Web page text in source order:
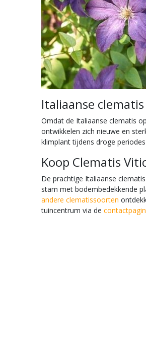
Italiaanse
Omdat de Italiaanse clematis
ontwikkelen zich nieuwe en
klimplant tijdens droge
Koop Clematis
De prachtige Italiaanse
stam met bodembedekkende
andere clematissoorten
tuincentrum via de